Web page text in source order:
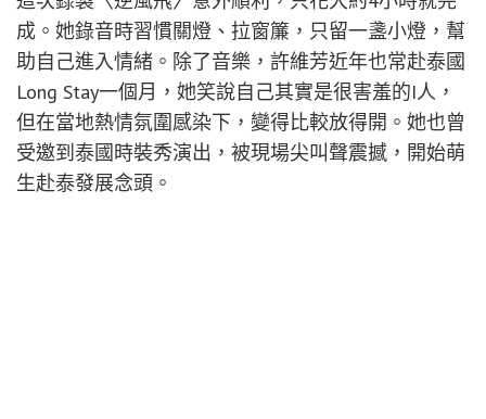
成。她錄音時習慣關燈、拉窗簾，只留一盞小燈，幫
助自己進入情緒。除了音樂，許維芳近年也常赴泰國
Long Stay一個月，她笑說自己其實是很害羞的I人，
但在當地熱情氛圍感染下，變得比較放得開。她也曾
受邀到泰國時裝秀演出，被現場尖叫聲震撼，開始萌
生赴泰發展念頭。